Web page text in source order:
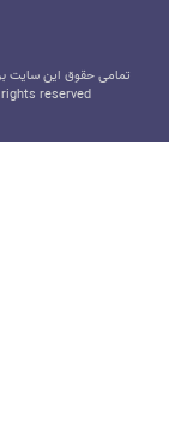
تمامی حقوق این سایت
reserved